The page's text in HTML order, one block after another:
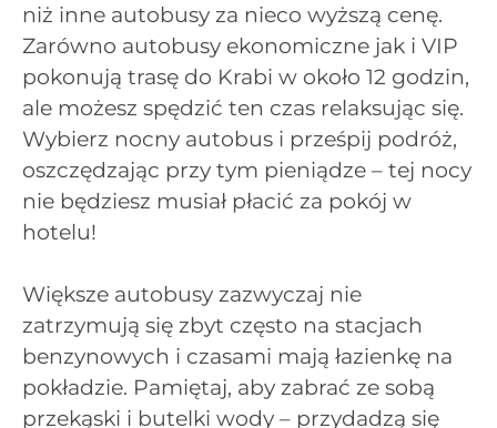
niż inne autobusy za nieco wyższą cenę.
Zarówno autobusy ekonomiczne jak i VIP
pokonują trasę do Krabi w około 12 godzin,
ale możesz spędzić ten czas relaksując się.
Wybierz nocny autobus i prześpij podróż,
oszczędzając przy tym pieniądze – tej nocy
nie będziesz musiał płacić za pokój w
hotelu!
Większe autobusy zazwyczaj nie
zatrzymują się zbyt często na stacjach
benzynowych i czasami mają łazienkę na
pokładzie. Pamiętaj, aby zabrać ze sobą
przekąski i butelki wody – przydadzą się